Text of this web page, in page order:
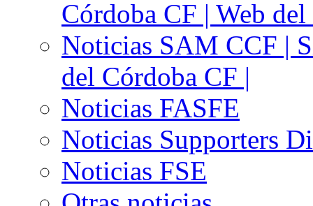
Córdoba CF | Web
Noticias SAM CCF |
del Córdoba CF |
Noticias FASFE
Noticias Supporters
Noticias FSE